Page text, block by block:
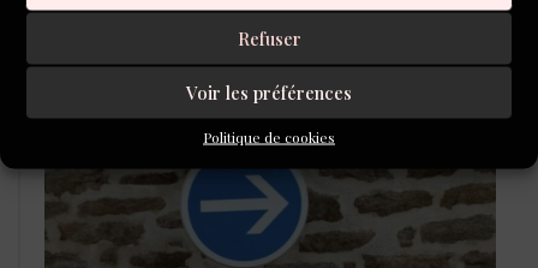
Refuser
Voir les préférences
Politique de cookies
CONCOURS DE NOUVELLES